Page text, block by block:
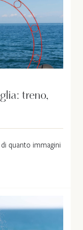
treno,
quanto immagini